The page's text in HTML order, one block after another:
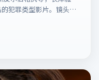
犯罪类型影片。镜头克
简介与主创信息可供检